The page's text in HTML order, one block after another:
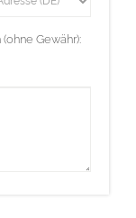
Gewähr):